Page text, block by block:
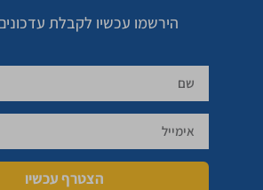
הירשמו עכשיו לקבלת
הצטרף עכשיו